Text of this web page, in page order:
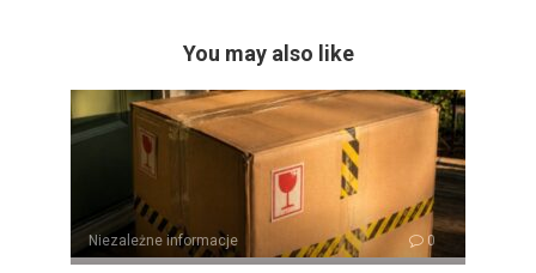
You may also like
Niezależne informacje 0